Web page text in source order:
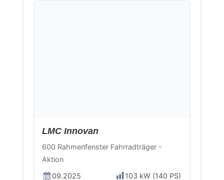
LMC Innovan
600 Rahmenfenster Fahrradträger -
Aktion
09.2025
103 kW (140 PS)